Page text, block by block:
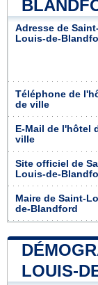
Adresse de
Louis-de-
Téléphone de
de ville
E-Mail de l'hôtel
ville
Site officiel de
Louis-de-
Maire de Saint-
de-Blandford
LOUIS-